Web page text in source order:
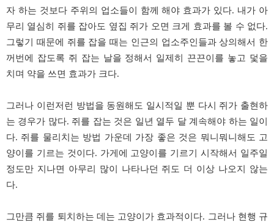
자 하는 것보다 주위의 업소들이 함께 해야 효과가 있다. 내가 아
무리 열심히 쥐를 잡아도 옆집 쥐가 오면 크게 효과를 볼 수 없다.
그렇기 때문에 쥐를 잡을 때는 인근의 업소주인들과 상의해서 한
꺼번에 잡도록 쥐 잡는 날을 정해서 일제히 끈끈이를 놓고 덫을
치며 약을 쓰면 효과가 크다.
그러나 이런저런 방법을 동원해도 일시적일 뿐 다시 쥐가 출현하
는 경우가 많다. 쥐를 잡는 것은 일년 열두 달 계속해야 하는 일이
다. 쥐를 물리치는 방법 가운데 가장 좋은 것은 뭐니뭐니해도 고
양이를 기르는 것이다. 가게에 고양이를 기르기 시작해서 일주일
정도만 지나면 아무리 많이 나타나던 쥐도 더 이상 나오지 않는
다.
그만큼 쥐를 퇴치하는 데는 고양이가 효과적이다. 그러나 현행 규